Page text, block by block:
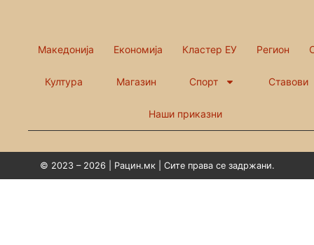
Македонија Економија Кластер ЕУ Регион
Култура Магазин Спорт Ставови
Наши приказни
© 2023 – 2026 | Рацин.мк | Сите права се задржани.